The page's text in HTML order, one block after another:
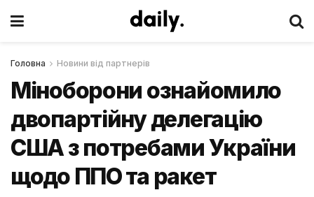
Головна Новини від партнерів
Міноборони ознайомило
двопартійну делегацію
США з потребами України
щодо ППО та ракет